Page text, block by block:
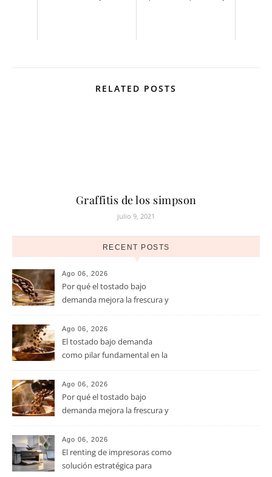
RELATED POSTS
Graffitis de los simpson
julio 9, 2021
RECENT POSTS
Ago 06, 2026
Por qué el tostado bajo
demanda mejora la frescura y
especialidad
Ago 06, 2026
El tostado bajo demanda
como pilar fundamental en la
Ago 06, 2026
Por qué el tostado bajo
demanda mejora la frescura y
especialidad
Ago 06, 2026
El renting de impresoras como
solución estratégica para